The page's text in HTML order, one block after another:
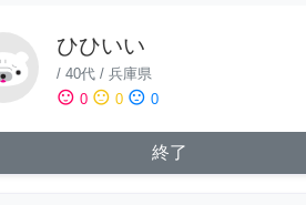
ひひいい
/ 40代 / 兵庫県
sentiment_satisfied 0 sentiment_neutral 0 sentiment_dissatisfied 0
終了